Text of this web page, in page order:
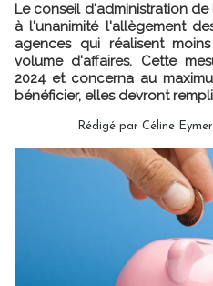
Le conseil d'administration de
à l'unanimité l'allègement
agences qui réalisent
volume d'affaires. Cette
2024 et concerna au
bénéficier, elles devront
Rédigé par Céline